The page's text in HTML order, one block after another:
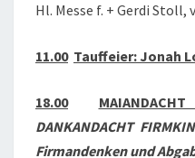
Hl. Messe f. + Gerdi Stoll,
11.00 Tauffeier: Jonah
18.00
DANKANDACHT
Firmandenken und